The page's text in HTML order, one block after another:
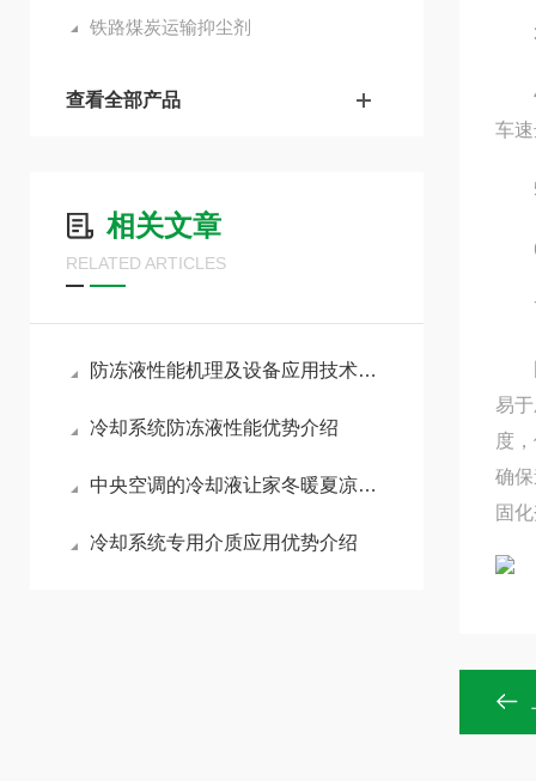
铁路煤炭运输抑尘剂
查看全部产品
相关文章
RELATED ARTICLES
防冻液性能机理及设备应用技术分析
冷却系统防冻液性能优势介绍
中央空调的冷却液让家冬暖夏凉的秘密
冷却系统专用介质应用优势介绍
3
4
车
5
6
7
易
度
确
固